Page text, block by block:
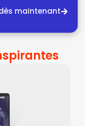
maintenant